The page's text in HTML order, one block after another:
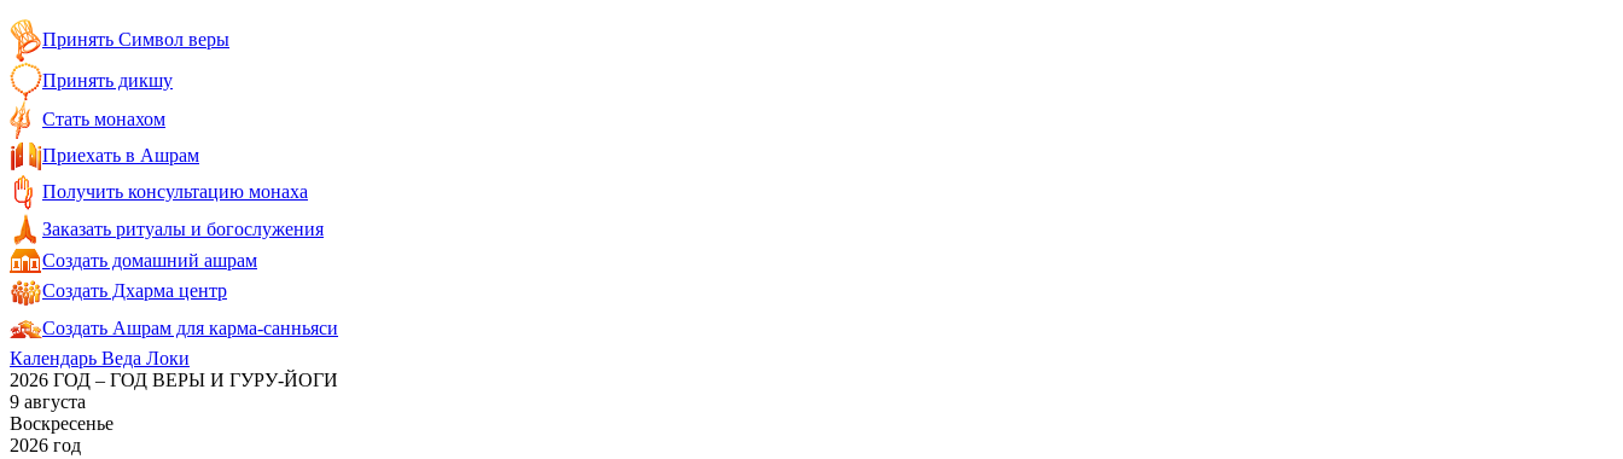
Принять Символ веры
Принять дикшу
Стать монахом
Приехать в Ашрам
Получить консультацию монаха
Заказать ритуалы и богослужения
Создать домашний ашрам
Создать Дхарма центр
Создать Ашрам для карма-санньяси
Календарь Веда Локи
2026 ГОД – ГОД ВЕРЫ И ГУРУ-ЙОГИ
9 августа
Воскресенье
2026 год